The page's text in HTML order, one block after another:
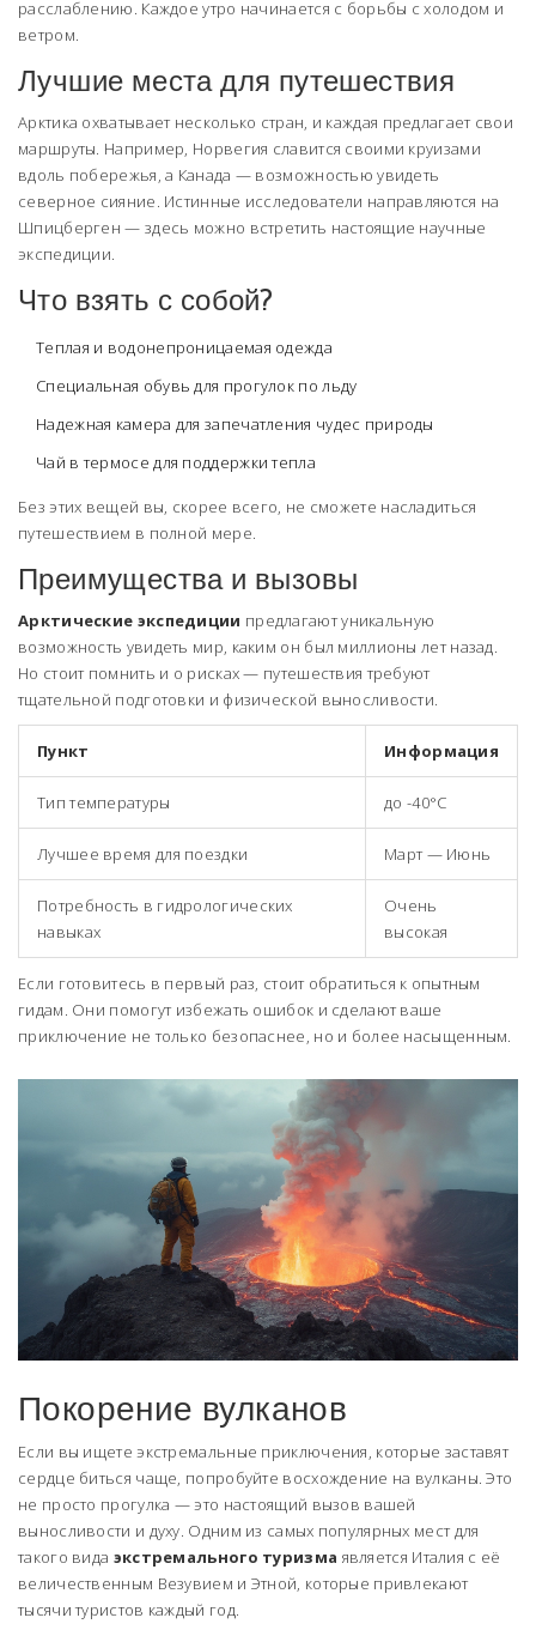
расслаблению. Каждое утро начинается с борьбы с холодом и
ветром.
Лучшие места для путешествия
Арктика охватывает несколько стран, и каждая предлагает свои
маршруты. Например, Норвегия славится своими круизами
вдоль побережья, а Канада — возможностью увидеть
северное сияние. Истинные исследователи направляются на
Шпицберген — здесь можно встретить настоящие научные
экспедиции.
Что взять с собой?
Теплая и водонепроницаемая одежда
Специальная обувь для прогулок по льду
Надежная камера для запечатления чудес природы
Чай в термосе для поддержки тепла
Без этих вещей вы, скорее всего, не сможете насладиться
путешествием в полной мере.
Преимущества и вызовы
Арктические экспедиции предлагают уникальную
возможность увидеть мир, каким он был миллионы лет назад.
Но стоит помнить и о рисках — путешествия требуют
тщательной подготовки и физической выносливости.
Пункт Информация
Тип температуры до -40°C
Лучшее время для поездки Март — Июнь
Потребность в гидрологических
навыках
Очень
высокая
Если готовитесь в первый раз, стоит обратиться к опытным
гидам. Они помогут избежать ошибок и сделают ваше
приключение не только безопаснее, но и более насыщенным.
Покорение вулканов
Если вы ищете экстремальные приключения, которые заставят
сердце биться чаще, попробуйте восхождение на вулканы. Это
не просто прогулка — это настоящий вызов вашей
выносливости и духу. Одним из самых популярных мест для
такого вида экстремального туризма является Италия с её
величественным Везувием и Этной, которые привлекают
тысячи туристов каждый год.